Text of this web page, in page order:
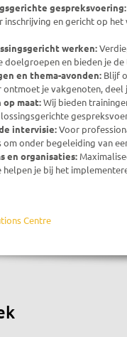
gespreksvoering:
inschrijving en gericht op
werken:
doelgroepen en bieden je
en thema-avonden: Blijf
ontmoet je vakgenoten,
op maat:Wij bieden
intervisie:Voor
om onder begeleiding van
en organisaties:
je bij het
Centre